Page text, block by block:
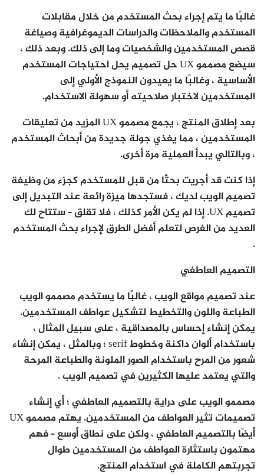
غالبًا ما يتم إجراء بحث المستخدم من خلال مقابلات
المستخدم والملاحظات والدراسات الديموغرافية وصياغة
قصص المستخدمين والشخصيات وما إلى ذلك. وبعد ذلك ،
سيضع مصممو UX حل تصميم يحل احتياجات المستخدم
الأساسية ، وغالبًا ما يعيدون النموذج الأولي إلى
المستخدمين لاختبار صلاحيته أو سهولة الاستخدام.
بعد إطلاق المنتج ، يجمع مصممو UX المزيد من تعليقات
المستخدمين ، مما يغذي جولة جديدة من أبحاث المستخدم
، وبالتالي يبدأ العملية مرة أخرى.
إذا كنت قد أجريت بحثًا من قبل للمستخدم كجزء من وظيفة
تصميم الويب لديك ، فستجدها ميزة رائعة عند التبديل إلى
تصميم UX. إذا لم يكن الأمر كذلك ، فلا تقلق – ستتاح لك
العديد من الفرص لتعلم أفضل الطرق لإجراء بحث المستخدم
.
التصميم العاطفي
عند تصميم مواقع الويب ، غالبًا ما يستخدم مصممو الويب
الطباعة واللون والتخطيط لتشكيل عواطف المستخدمين.
يمكن إنشاء إحساس بالمصداقية ، على سبيل المثال ،
باستخدام ألوان داكنة وخطوط serif ؛ وبالمثل ، يمكن إنشاء
شعور من المرح باستخدام الصور الملونة والطباعة المرحة
والتي يعتمد عليها الكثيرين في تصميم الويب .
مصممو الويب على دراية بالتصميم العاطفي ؛ أي إنشاء
تصميمات تثير العواطف من المستخدمين. يهتم مصممو UX
أيضًا بالتصميم العاطفي ، ولكن على نطاق أوسع – فهم
مهتمون باستثارة العواطف من المستخدمين طوال
تجربتهم الكاملة في استخدام المنتج.